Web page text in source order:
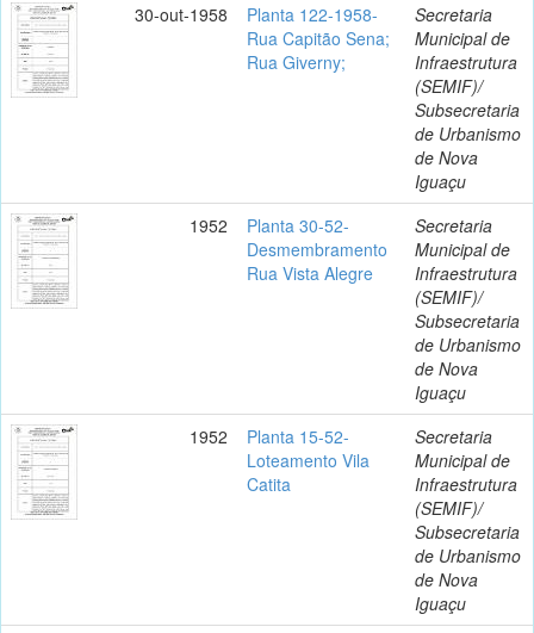
30-out-1958
Planta 122-1958-
Rua Capitão Sena;
Rua Giverny;
Secretaria
Municipal de
Infraestrutura
(SEMIF)/
Subsecretaria
de Urbanismo
de Nova
Iguaçu
1952
Planta 30-52-
Desmembramento
Rua Vista Alegre
Secretaria
Municipal de
Infraestrutura
(SEMIF)/
Subsecretaria
de Urbanismo
de Nova
Iguaçu
1952
Planta 15-52-
Loteamento Vila
Catita
Secretaria
Municipal de
Infraestrutura
(SEMIF)/
Subsecretaria
de Urbanismo
de Nova
Iguaçu